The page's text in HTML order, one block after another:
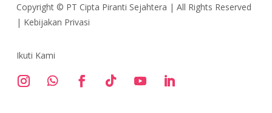
Copyright © PT Cipta Piranti Sejahtera | All Rights Reserved
| Kebijakan Privasi
Ikuti Kami